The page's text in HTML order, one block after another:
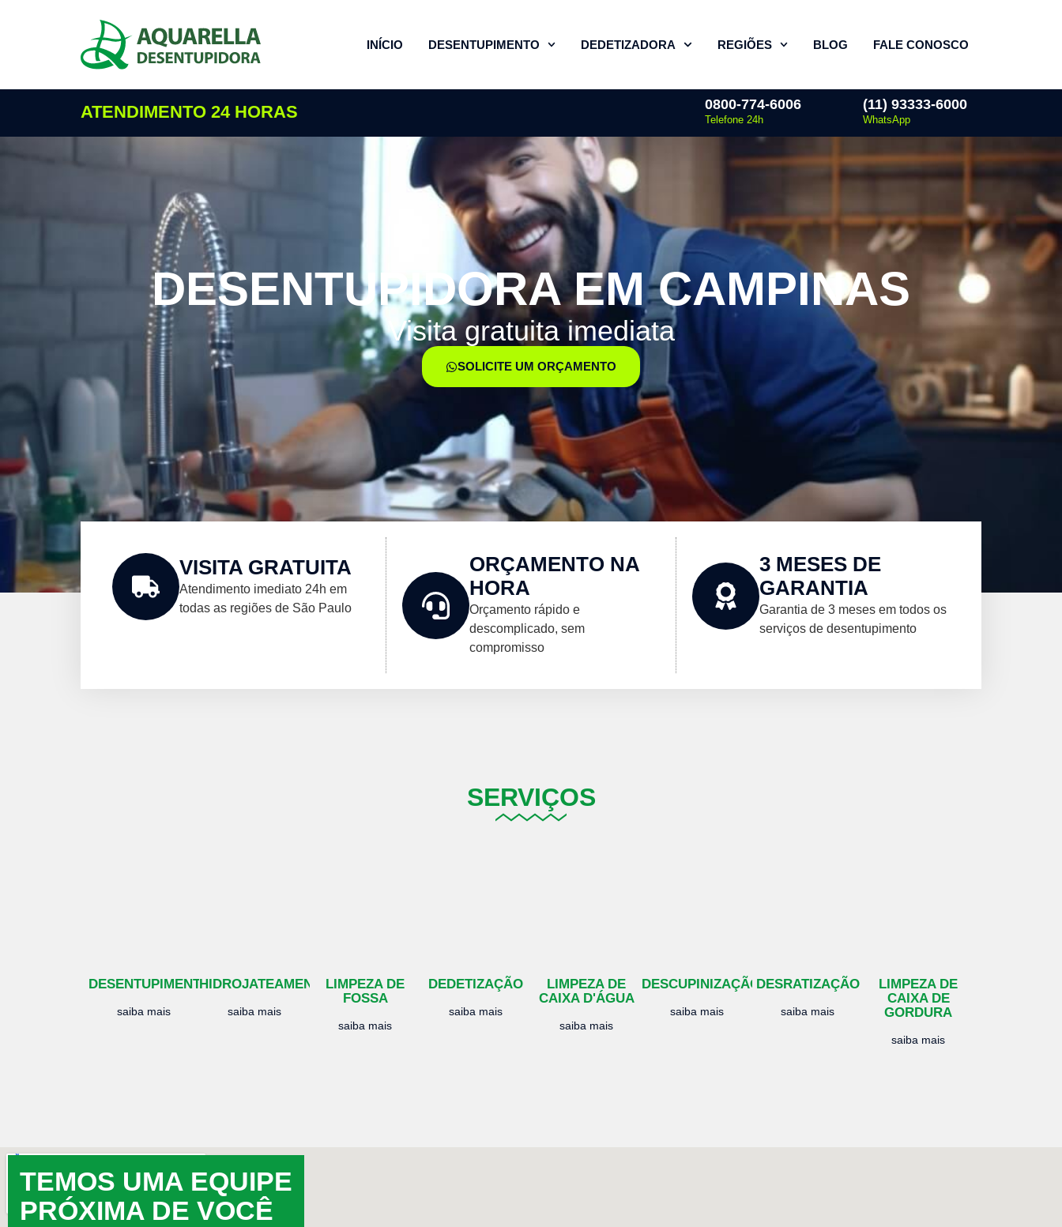
INÍCIO DESENTUPIMENTO DEDETIZADORA REGIÕES BLOG FALE CONOSCO
ATENDIMENTO 24 HORAS 0800-774-6006
Telefone 24h
(11) 93333-6000
WhatsApp
DESENTUPIDORA EM CAMPINAS
Visita gratuita imediata
SOLICITE UM ORÇAMENTO
VISITA GRATUITA
Atendimento imediato 24h em
todas as regiões de São Paulo
ORÇAMENTO NA
HORA
Orçamento rápido e
descomplicado, sem
compromisso
3 MESES DE
GARANTIA
Garantia de 3 meses em todos os
serviços de desentupimento
SERVIÇOS
DESENTUPIMENTO
saiba mais
HIDROJATEAMENTO
saiba mais
LIMPEZA DE
FOSSA
saiba mais
DEDETIZAÇÃO
saiba mais
LIMPEZA DE
CAIXA D'ÁGUA
saiba mais
DESCUPINIZAÇÃO
saiba mais
DESRATIZAÇÃO
saiba mais
LIMPEZA DE
CAIXA DE
GORDURA
saiba mais
TEMOS UMA EQUIPE
PRÓXIMA DE VOCÊ